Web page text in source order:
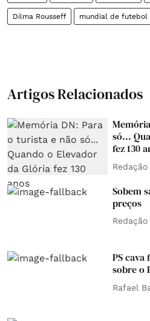
Dilma Rousseff mundial de futebol
Artigos Relacionados
só...
fez 130
Redação
Sobem
preços
Redação
PS cava
sobre o
Rafael